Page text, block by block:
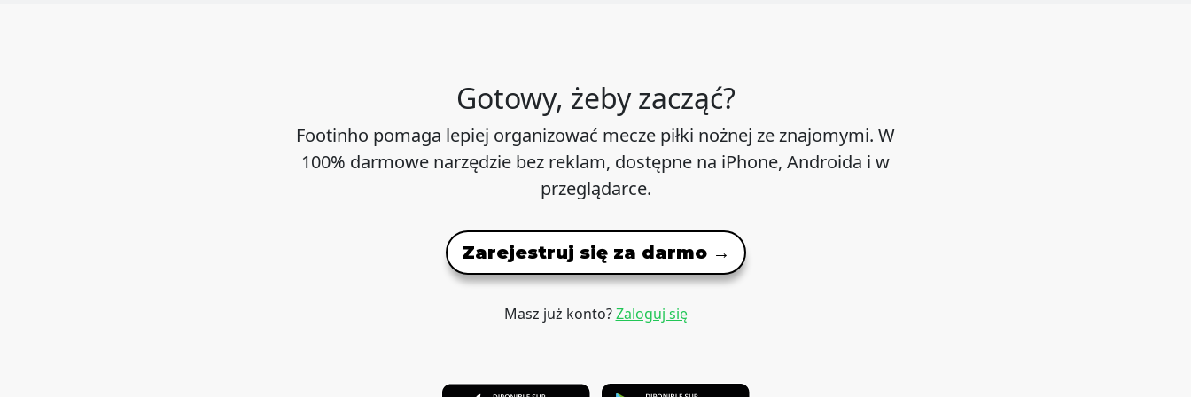
Gotowy, żeby zacząć?
Footinho pomaga lepiej organizować mecze piłki nożnej ze znajomymi. W
100% darmowe narzędzie bez reklam, dostępne na iPhone, Androida i w
przeglądarce.
Zarejestruj się za darmo →
Masz już konto?Zaloguj się